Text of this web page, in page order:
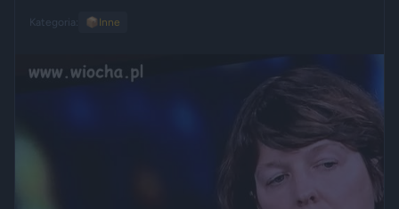
Kategoria: 📦 Inne